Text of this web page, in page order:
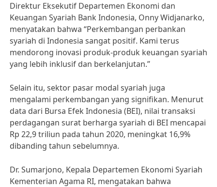
Direktur Eksekutif Departemen Ekonomi dan
Keuangan Syariah Bank Indonesia, Onny Widjanarko,
menyatakan bahwa “Perkembangan perbankan
syariah di Indonesia sangat positif. Kami terus
mendorong inovasi produk-produk keuangan syariah
yang lebih inklusif dan berkelanjutan.”
Selain itu, sektor pasar modal syariah juga
mengalami perkembangan yang signifikan. Menurut
data dari Bursa Efek Indonesia (BEI), nilai transaksi
perdagangan surat berharga syariah di BEI mencapai
Rp 22,9 triliun pada tahun 2020, meningkat 16,9%
dibanding tahun sebelumnya.
Dr. Sumarjono, Kepala Departemen Ekonomi Syariah
Kementerian Agama RI, mengatakan bahwa